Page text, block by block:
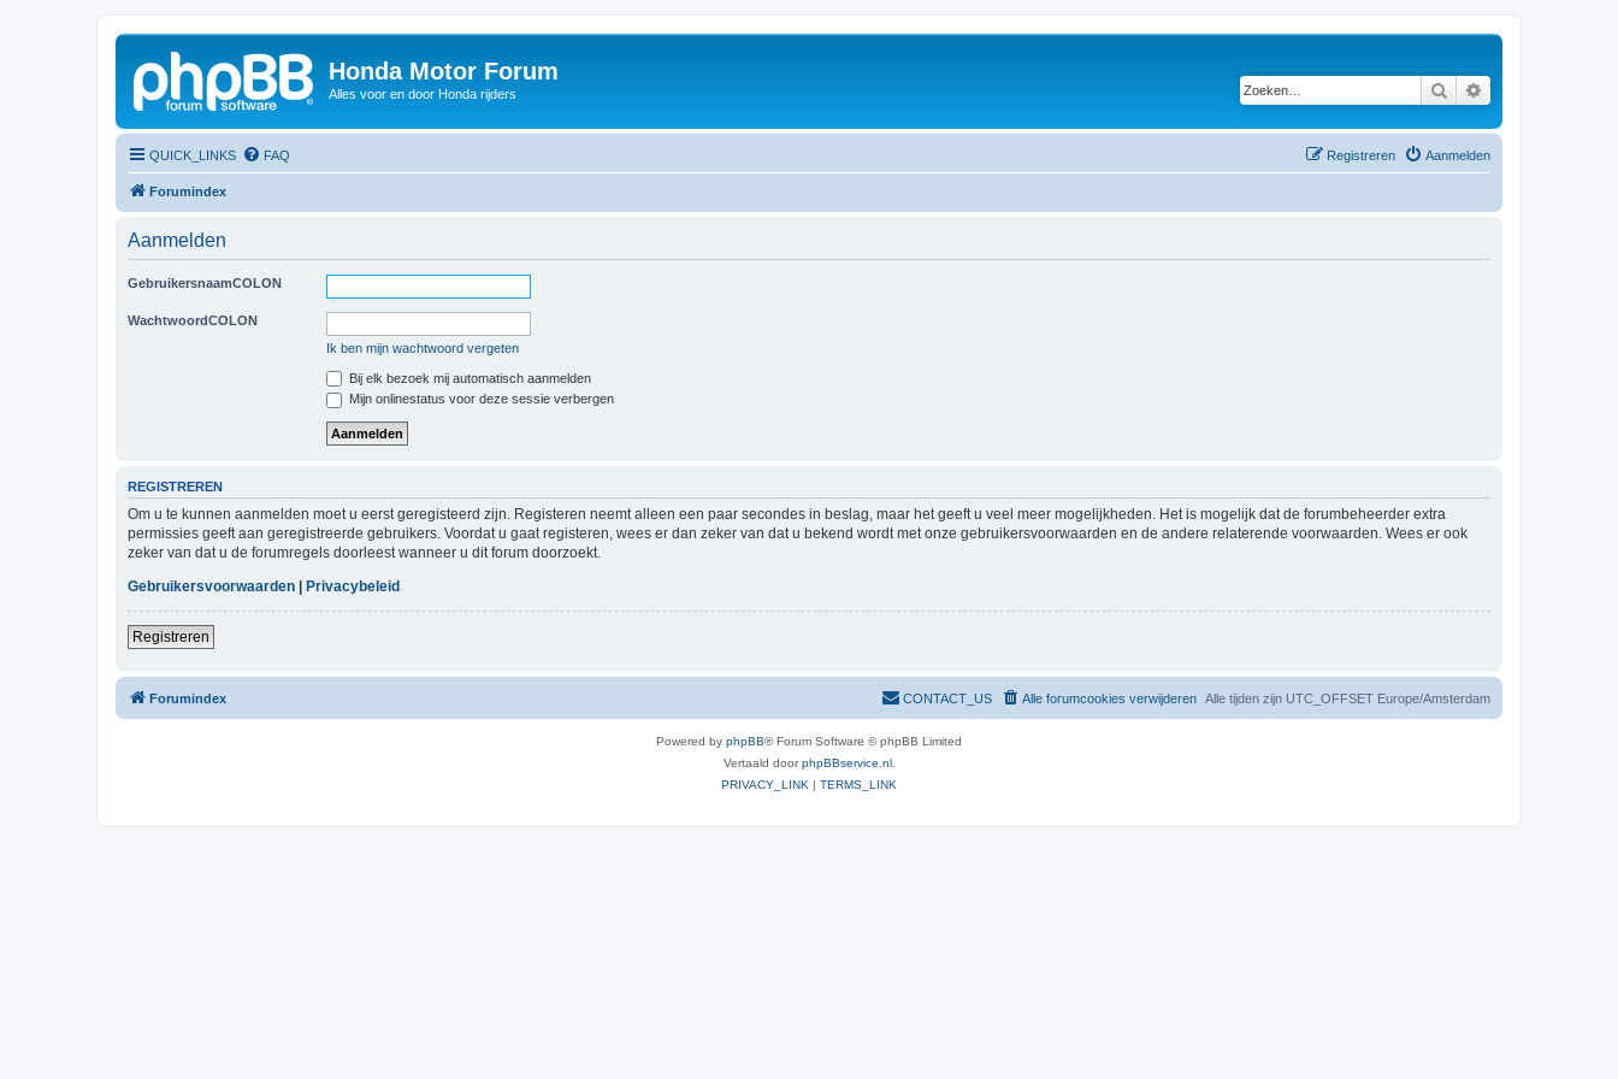
Honda Motor Forum
Alles voor en door Honda rijders Zoeken
QUICK_LINKS FAQ Aanmelden
Registreren
Forumindex
Aanmelden
GebruikersnaamCOLON
WachtwoordCOLON
Ik ben mijn wachtwoord vergeten
Bij elk bezoek mij automatisch aanmelden
Mijn onlinestatus voor deze sessie verbergen
REGISTREREN
Om u te kunnen aanmelden moet u eerst geregisteerd zijn. Registeren neemt alleen een paar secondes in beslag, maar het geeft u veel meer mogelijkheden. Het is mogelijk dat de forumbeheerder extra
permissies geeft aan geregistreerde gebruikers. Voordat u gaat registeren, wees er dan zeker van dat u bekend wordt met onze gebruikersvoorwaarden en de andere relaterende voorwaarden. Wees er ook
zeker van dat u de forumregels doorleest wanneer u dit forum doorzoekt.
Gebruikersvoorwaarden
Privacybeleid
Registreren
Forumindex Alle tijden zijn UTC_OFFSET Europe/Amsterdam
Alle forumcookies verwijderen
CONTACT_US
Powered by phpBB® Forum Software © phpBB Limited
Vertaald doorphpBBservice.nl.
PRIVACY_LINK | TERMS_LINK